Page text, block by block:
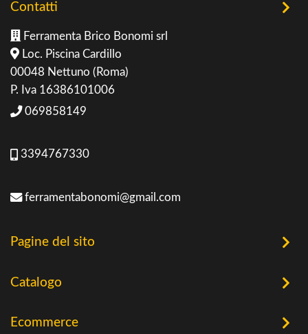
Contatti
Ferramenta Brico Bonomi srl
Loc. Piscina Cardillo
00048 Nettuno (Roma)
P. Iva 16386101006
069858149
3394767330
ferramentabonomi@gmail.com
Pagine del sito
Home
Offerte
Catalogo
Ecommerce